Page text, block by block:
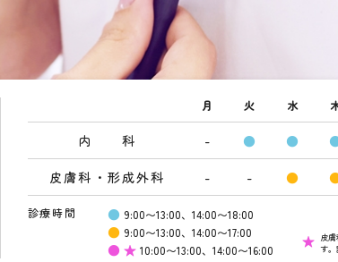
月 火 水
内 科 - ● ●
皮膚科・形成外科 - - ●
診療時間 ● 9:00〜13:00、14:00〜18:00
● 9:00〜13:00、14:00〜17:00
● ★ 10:00〜13:00、14:00〜16:00
皮
す。